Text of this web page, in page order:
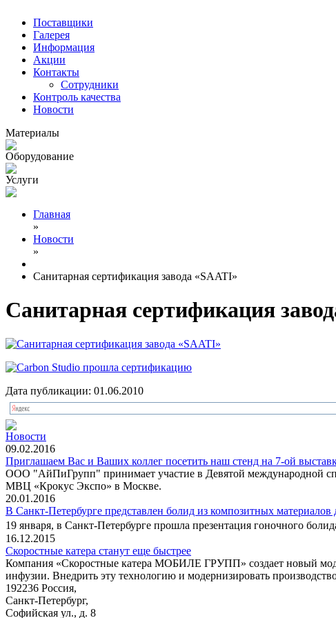
Поставщики
Галерея
Информация
Акции
Контакты
Сотрудники
Контроль качества
Новости
Материалы
Оборудование
Услуги
Главная
»
Новости
»
Санитарная сертификация завода «SAATI»
Санитарная сертификация
Дата публикации: 01.06.2010
Новости
09.02.2016
Приглашаем Вас и Ваших коллег посетить наш стенд на 7-ой
ООО "АйПиГрупп" принимает участие в Девятой международной
МВЦ «Крокус Экспо» в Москве.
20.01.2016
В Санкт-Петербурге представлен болид из композитных материалов
19 января, в Санкт-Петербурге прошла презентация гоночного
16.12.2015
Скоростные катера станут еще быстрее
Компания «Скоростные катера МОБИЛЕ ГРУПП» создает новый
инфузии. Внедрить эту технологию и модернизировать
192236 Россия,
Санкт-Петербург,
Софийская ул., д. 8